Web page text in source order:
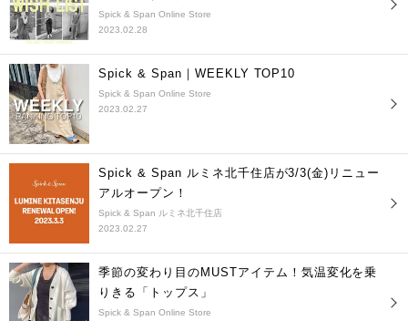
Spick & Span Online Store
2023.02.28
Spick & Span｜WEEKLY TOP10
Spick & Span Online Store
2023.02.27
Spick & Span ルミネ北千住店が3/3(金)リニュー
アルオープン！
Spick & Span ルミネ北千住店
2023.02.27
季節の変わり目のMUSTアイテム！気温変化を乗
りきる「トップス」
Spick & Span Online Store